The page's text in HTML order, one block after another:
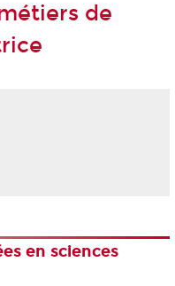
de
en sciences